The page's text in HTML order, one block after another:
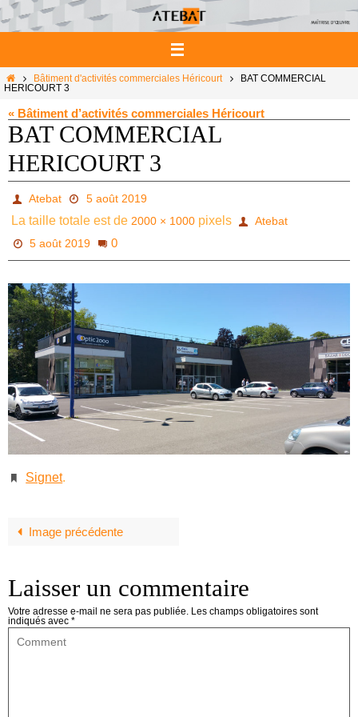
Passer
vers
le
HomeBâtiment d'activités commerciales Héricourt
BAT COMMERCIAL
HERICOURT 3
« Bâtiment d’activités commerciales Héricourt
BAT COMMERCIAL
HERICOURT 3
Atebat 5 août 2019
La taille totale est de 2000 × 1000 pixels
Atebat
5 août 2019
0
Signet.
Image précédente
Laisser un commentaire
Votre adresse e-mail ne sera pas publiée. Les champs obligatoires sont
indiqués avec *